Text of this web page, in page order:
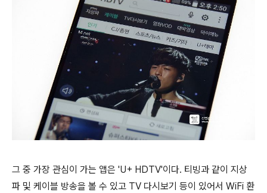
그 중 가장 관심이 가는 앱은 'U+ HDTV'이다. 티빙과 같이 지상
파 및 케이블 방송을 볼 수 있고 TV 다시보기 등이 있어서 WiFi 환